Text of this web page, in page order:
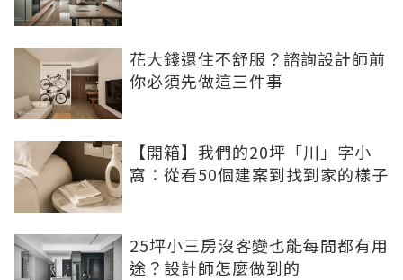
花大錢還住不舒服？諮詢設計師前
你必須先做這三件事
【開箱】我們的20坪「川」字小
窩：從看50個建案到找到家的樣子
25坪小三房沒客變也能每間都有用
途？設計師怎麼做到的